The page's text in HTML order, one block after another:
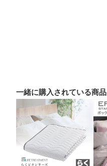
一緒に購入されている商品